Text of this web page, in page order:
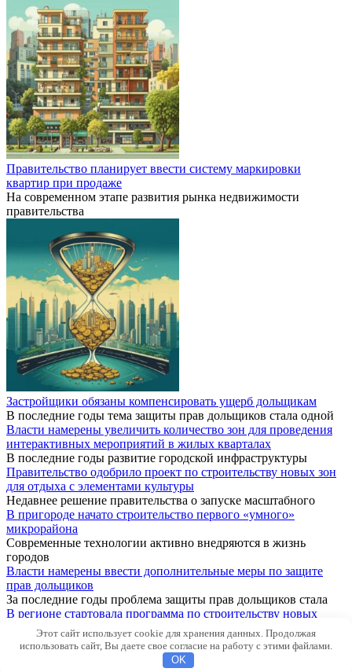
Правительство планирует ввести систему маркировки
квартир при продаже
На современном этапе развития рынка недвижимости
правительства
Застройщики обязаны компенсировать ущерб дольщикам
В последние годы тема защиты прав дольщиков стала одной
Власти намерены увеличить количество зон для проведения
интерактивных мероприятий в жилых кварталах
В последние годы развитие городской инфраструктуры
Правительство одобрило проект по строительству новых зон
для отдыха с элементами культуры
Недавнее решение правительства о запуске масштабного
В пригороде начато строительство первого «умного»
микрорайона
Современные технологии активно внедряются в жизнь
городов
Власти намерены ввести дополнительные меры по защите
прав дольщиков
За последние годы проблема защиты прав дольщиков стала
В регионе стартовала программа по строительству новых
площадок для выгула собак
В современном обществе всё больше уделяется внимания
Этот сайт использует cookie для хранения данных. Продолжая
использовать сайт, Вы даете свое согласие на работу с этими файлами.
OK